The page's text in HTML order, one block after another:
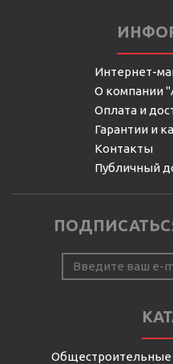
Интернет-
О компании
Оплата и
Гарантии и
Контакты
Публичный
Общестроительные